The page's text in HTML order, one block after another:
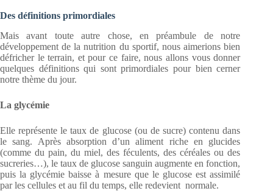
Des définitions primordiales
Mais avant toute autre chose, en préambule de notre
développement de la nutrition du sportif, nous aimerions bien
défricher le terrain, et pour ce faire, nous allons vous donner
quelques définitions qui sont primordiales pour bien cerner
notre thème du jour.
La glycémie
Elle représente le taux de glucose (ou de sucre) contenu dans
le sang. Après absorption d’un aliment riche en glucides
(comme du pain, du miel, des féculents, des céréales ou des
sucreries…), le taux de glucose sanguin augmente en fonction,
puis la glycémie baisse à mesure que le glucose est assimilé
par les cellules et au fil du temps, elle redevient normale.